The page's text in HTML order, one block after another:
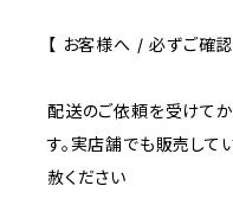
【 お客様へ / 必ずご確認
配送のご依頼を受けて
す。実店舗でも販売し
赦ください